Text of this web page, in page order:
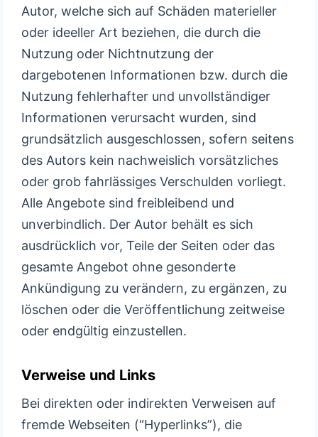
Autor, welche sich auf Schäden materieller
oder ideeller Art beziehen, die durch die
Nutzung oder Nichtnutzung der
dargebotenen Informationen bzw. durch die
Nutzung fehlerhafter und unvollständiger
Informationen verursacht wurden, sind
grundsätzlich ausgeschlossen, sofern seitens
des Autors kein nachweislich vorsätzliches
oder grob fahrlässiges Verschulden vorliegt.
Alle Angebote sind freibleibend und
unverbindlich. Der Autor behält es sich
ausdrücklich vor, Teile der Seiten oder das
gesamte Angebot ohne gesonderte
Ankündigung zu verändern, zu ergänzen, zu
löschen oder die Veröffentlichung zeitweise
oder endgültig einzustellen.
Verweise und Links
Bei direkten oder indirekten Verweisen auf
fremde Webseiten (“Hyperlinks”), die